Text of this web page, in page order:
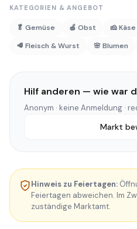
KATEGORIEN & ANGEBOT
🥬 Gemüse 🍎 Obst 🧀 Käse
🥩 Fleisch & Wurst
🌸 Blumen
Hilf anderen — wie war
Anonym · keine Anmeldung ·
Markt
Hinweis zu Feiertagen:
Feiertagen abweichen. Im
zuständige Marktamt.